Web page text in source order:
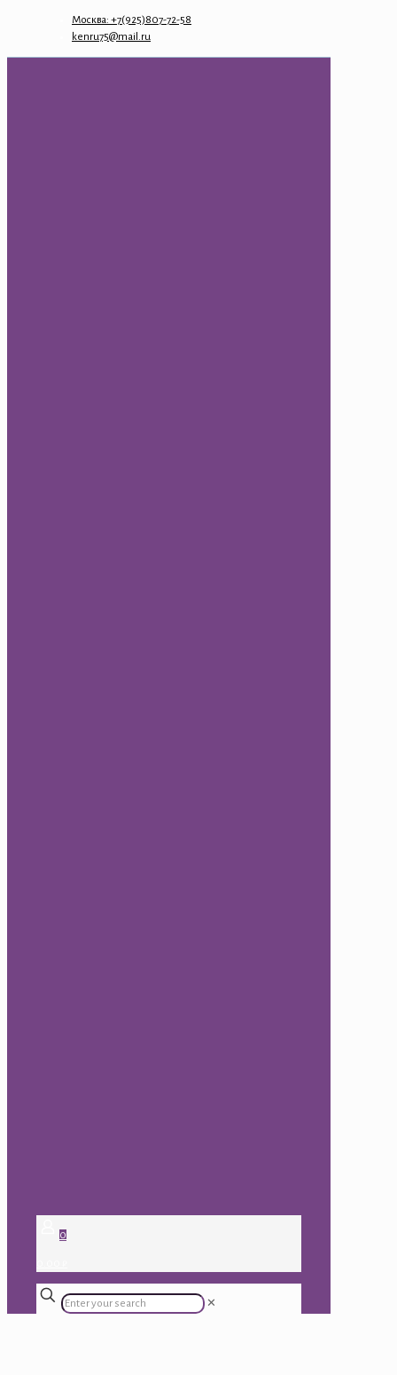
Москва: +7(925)807-72-58
kenru75@mail.ru
0
✕